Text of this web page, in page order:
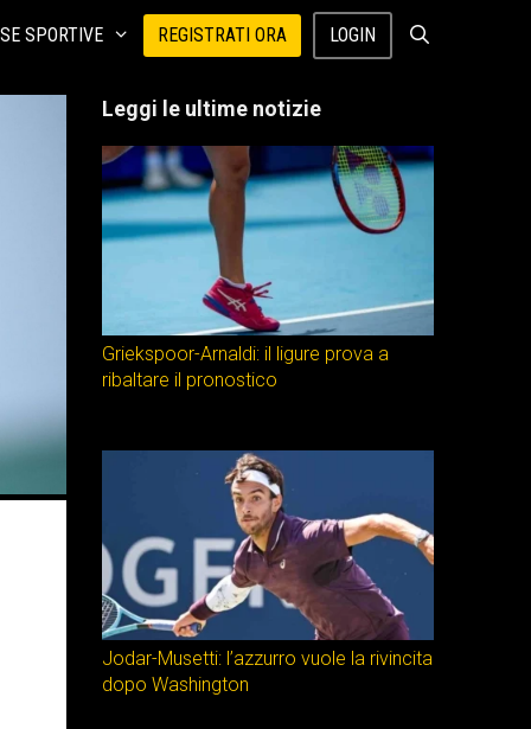
SPORTIVE REGISTRATI ORA LOGIN
Leggi le ultime notizie
Griekspoor-Arnaldi: il ligure prova a
ribaltare il pronostico
Jodar-Musetti: l’azzurro vuole la rivincita
dopo Washington